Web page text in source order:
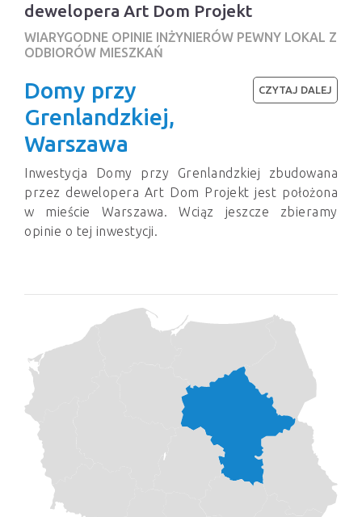
dewelopera Art Dom Projekt
WIARYGODNE OPINIE INŻYNIERÓW PEWNY LOKAL Z
ODBIORÓW MIESZKAŃ
Domy przy
Grenlandzkiej,
Warszawa
Inwestycja Domy przy Grenlandzkiej zbudowana
przez dewelopera Art Dom Projekt jest położona
w mieście Warszawa. Wciąz jeszcze zbieramy
opinie o tej inwestycji.
CZYTAJ DALEJ